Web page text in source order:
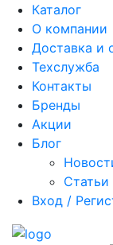
Каталог
О компании
Доставка и
Техслужба
Контакты
Бренды
Акции
Блог
Вход /